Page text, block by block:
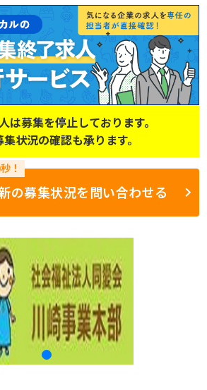
は募集を停止しております。
状況の確認も承ります。
の募集状況を問い合わせる